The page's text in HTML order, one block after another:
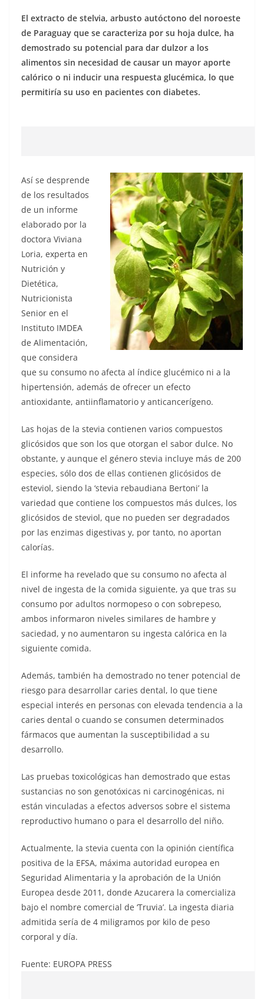
El extracto de stelvia, arbusto autóctono del noroeste
de Paraguay que se caracteriza por su hoja dulce, ha
demostrado su potencial para dar dulzor a los
alimentos sin necesidad de causar un mayor aporte
calórico o ni inducir una respuesta glucémica, lo que
permitiría su uso en pacientes con diabetes.
Así se desprende
de los resultados
de un informe
elaborado por la
doctora Viviana
Loria, experta en
Nutrición y
Dietética,
Nutricionista
Senior en el
Instituto IMDEA
de Alimentación,
que considera
que su consumo no afecta al índice glucémico ni a la
hipertensión, además de ofrecer un efecto
antioxidante, antiinflamatorio y anticancerígeno.
Las hojas de la stevia contienen varios compuestos
glicósidos que son los que otorgan el sabor dulce. No
obstante, y aunque el género stevia incluye más de 200
especies, sólo dos de ellas contienen glicósidos de
esteviol, siendo la ‘stevia rebaudiana Bertoni’ la
variedad que contiene los compuestos más dulces, los
glicósidos de steviol, que no pueden ser degradados
por las enzimas digestivas y, por tanto, no aportan
calorías.
El informe ha revelado que su consumo no afecta al
nivel de ingesta de la comida siguiente, ya que tras su
consumo por adultos normopeso o con sobrepeso,
ambos informaron niveles similares de hambre y
saciedad, y no aumentaron su ingesta calórica en la
siguiente comida.
Además, también ha demostrado no tener potencial de
riesgo para desarrollar caries dental, lo que tiene
especial interés en personas con elevada tendencia a la
caries dental o cuando se consumen determinados
fármacos que aumentan la susceptibilidad a su
desarrollo.
Las pruebas toxicológicas han demostrado que estas
sustancias no son genotóxicas ni carcinogénicas, ni
están vinculadas a efectos adversos sobre el sistema
reproductivo humano o para el desarrollo del niño.
Actualmente, la stevia cuenta con la opinión científica
positiva de la EFSA, máxima autoridad europea en
Seguridad Alimentaria y la aprobación de la Unión
Europea desde 2011, donde Azucarera la comercializa
bajo el nombre comercial de ‘Truvia’. La ingesta diaria
admitida sería de 4 miligramos por kilo de peso
corporal y día.
Fuente: EUROPA PRESS